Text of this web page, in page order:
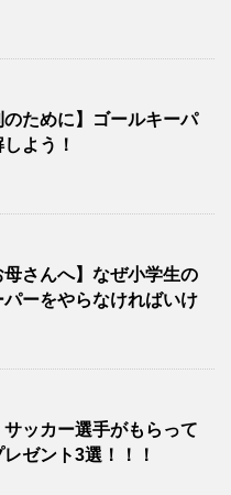
のために】ゴールキーパ
よう！
母さんへ】なぜ小学生の
パーをやらなければいけ
サッカー選手がもらって
ゼント3選！！！